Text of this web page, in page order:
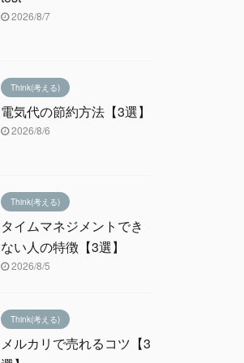
2026/8/7
Think(考える)
電気代の節約方法【3選】
2026/8/6
Think(考える)
タイムマネジメントでき
ない人の特徴【3選】
2026/8/5
Think(考える)
メルカリで売れるコツ【3